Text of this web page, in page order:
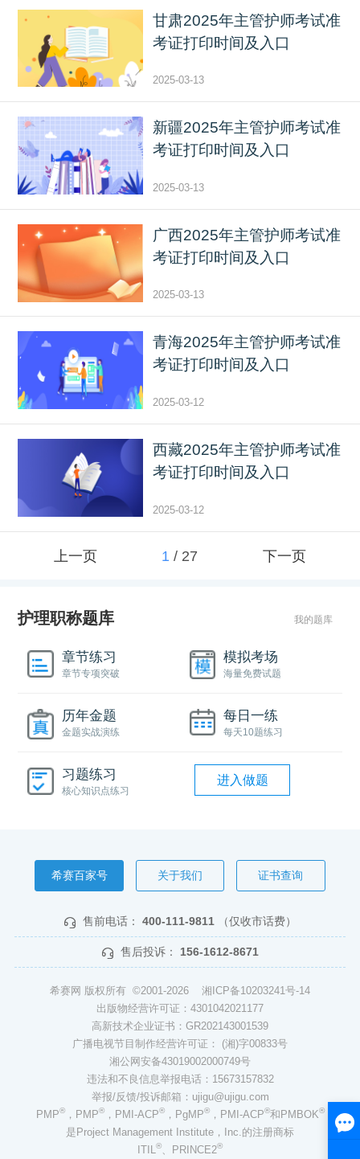
甘肃2025年主管护师考试准
考证打印时间及入口
2025-03-13
新疆2025年主管护师考试准
考证打印时间及入口
2025-03-13
广西2025年主管护师考试准
考证打印时间及入口
2025-03-13
青海2025年主管护师考试准
考证打印时间及入口
2025-03-12
西藏2025年主管护师考试准
考证打印时间及入口
2025-03-12
上一页 1 / 27 下一页
护理职称题库 我的题库
章节练习
章节专项突破
模拟考场
海量免费试题
历年金题
金题实战演练
每日一练
每天10题练习
习题练习
核心知识点练习
进入做题
希赛百家号 关于我们 证书查询
售前电话： 400-111-9811 （仅收市话费）
售后投诉： 156-1612-8671
希赛网 版权所有 ©2001-2026 湘ICP备10203241号-14
出版物经营许可证：4301042021177
高新技术企业证书：GR202143001539
广播电视节目制作经营许可证： (湘)字00833号
湘公网安备43019002000749号
违法和不良信息举报电话：15673157832
举报/反馈/投诉邮箱：ujigu@ujigu.com
PMP®，PMP®，PMI-ACP®，PgMP®，PMI-ACP®和PMBOK®
是Project Management Institute，Inc.的注册商标
ITIL®、PRINCE2®